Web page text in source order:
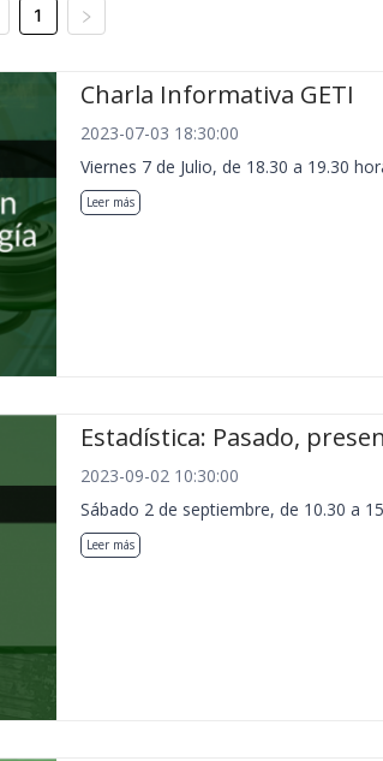
1
Charla Informativa GETI
2023-07-03 18:30:00
Viernes 7 de Julio, de 18.30 a 19.30
Leer más
Estadística: Pasado,
2023-09-02 10:30:00
Sábado 2 de septiembre, de 10.30 a
Leer más